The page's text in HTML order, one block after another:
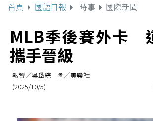
首頁 國語日報 時事 國際新聞
MLB季後賽外卡
攜手晉級
報導／吳啟綜 圖／美聯社
(2025/10/5)